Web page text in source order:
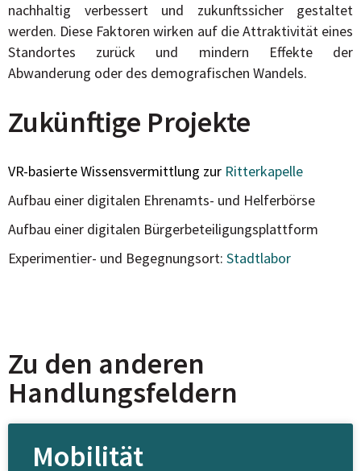
nachhaltig verbessert und zukunftssicher gestaltet
werden. Diese Faktoren wirken auf die Attraktivität eines
Standortes zurück und mindern Effekte der
Abwanderung oder des demografischen Wandels.
Zukünftige Projekte
VR-basierte Wissensvermittlung zur Ritterkapelle
Aufbau einer digitalen Ehrenamts- und Helferbörse
Aufbau einer digitalen Bürgerbeteiligungsplattform
Experimentier- und Begegnungsort: Stadtlabor
Zu den anderen
Handlungsfeldern
Mobilität